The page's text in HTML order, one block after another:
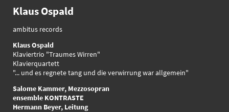
Klaus Ospald
ambitus records
Klaus Ospald
Klaviertrio "Traumes Wirren"
Klavierquartett
"... und es regnete tang und die verwirrung war allgemein"
Salome Kammer, Mezzosopran
ensemble KONTRASTE
Hermann Beyer, Leitung